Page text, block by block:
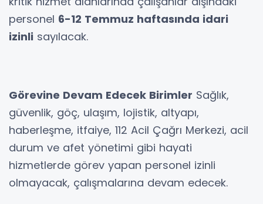
personel 6-12 Temmuz haftasında idari
izinli sayılacak.
Görevine Devam Edecek Birimler Sağlık,
güvenlik, göç, ulaşım, lojistik, altyapı,
haberleşme, itfaiye, 112 Acil Çağrı Merkezi, acil
durum ve afet yönetimi gibi hayati
hizmetlerde görev yapan personel izinli
olmayacak, çalışmalarına devam edecek.